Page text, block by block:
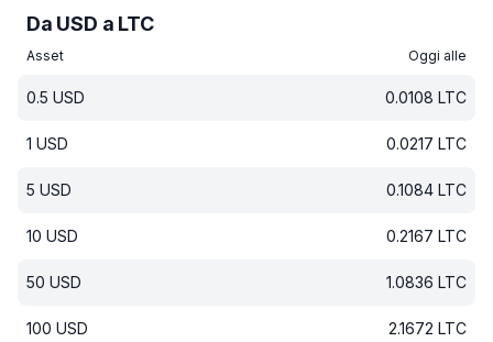
Da USD a LTC
Asset Oggi alle
0.5 USD 0.0108 LTC
1 USD 0.0217 LTC
5 USD 0.1084 LTC
10 USD 0.2167 LTC
50 USD 1.0836 LTC
100 USD 2.1672 LTC